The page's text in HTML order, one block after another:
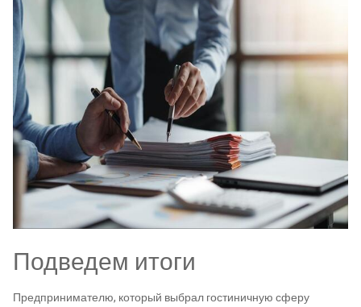
Подведем итоги
Предпринимателю, который выбрал гостиничную сферу